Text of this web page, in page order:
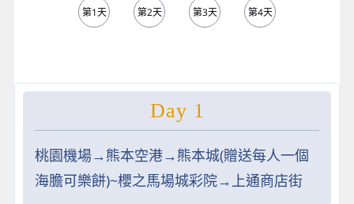
第1天 第2天 第3天 第4天
Day 1
桃園機場→熊本空港→熊本城(贈送每人一個
海膽可樂餅)~櫻之馬場城彩院→上通商店街